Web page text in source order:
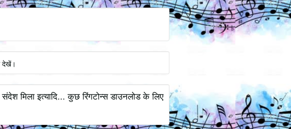
देखें।
मिला इत्यादि... कुछ रिंगटोन्स डाउनलोड के लिए